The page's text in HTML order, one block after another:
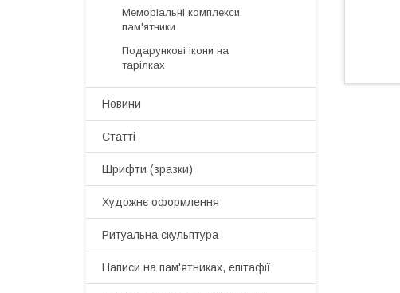
Меморіальні комплекси,
пам'ятники
Подарункові ікони на
тарілках
Новини
Статті
Шрифти (зразки)
Художнє оформлення
Ритуальна скульптура
Написи на пам'ятниках, епітафії